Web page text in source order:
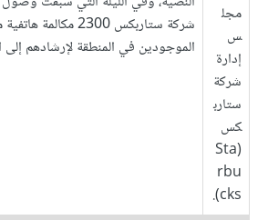
مجل
س
إدارة
شركة
ستارب
كس
(Sta
rbu
cks).
شركة ستاربكس 2300
الموجودين في المنطقة لإرشادهم إلى